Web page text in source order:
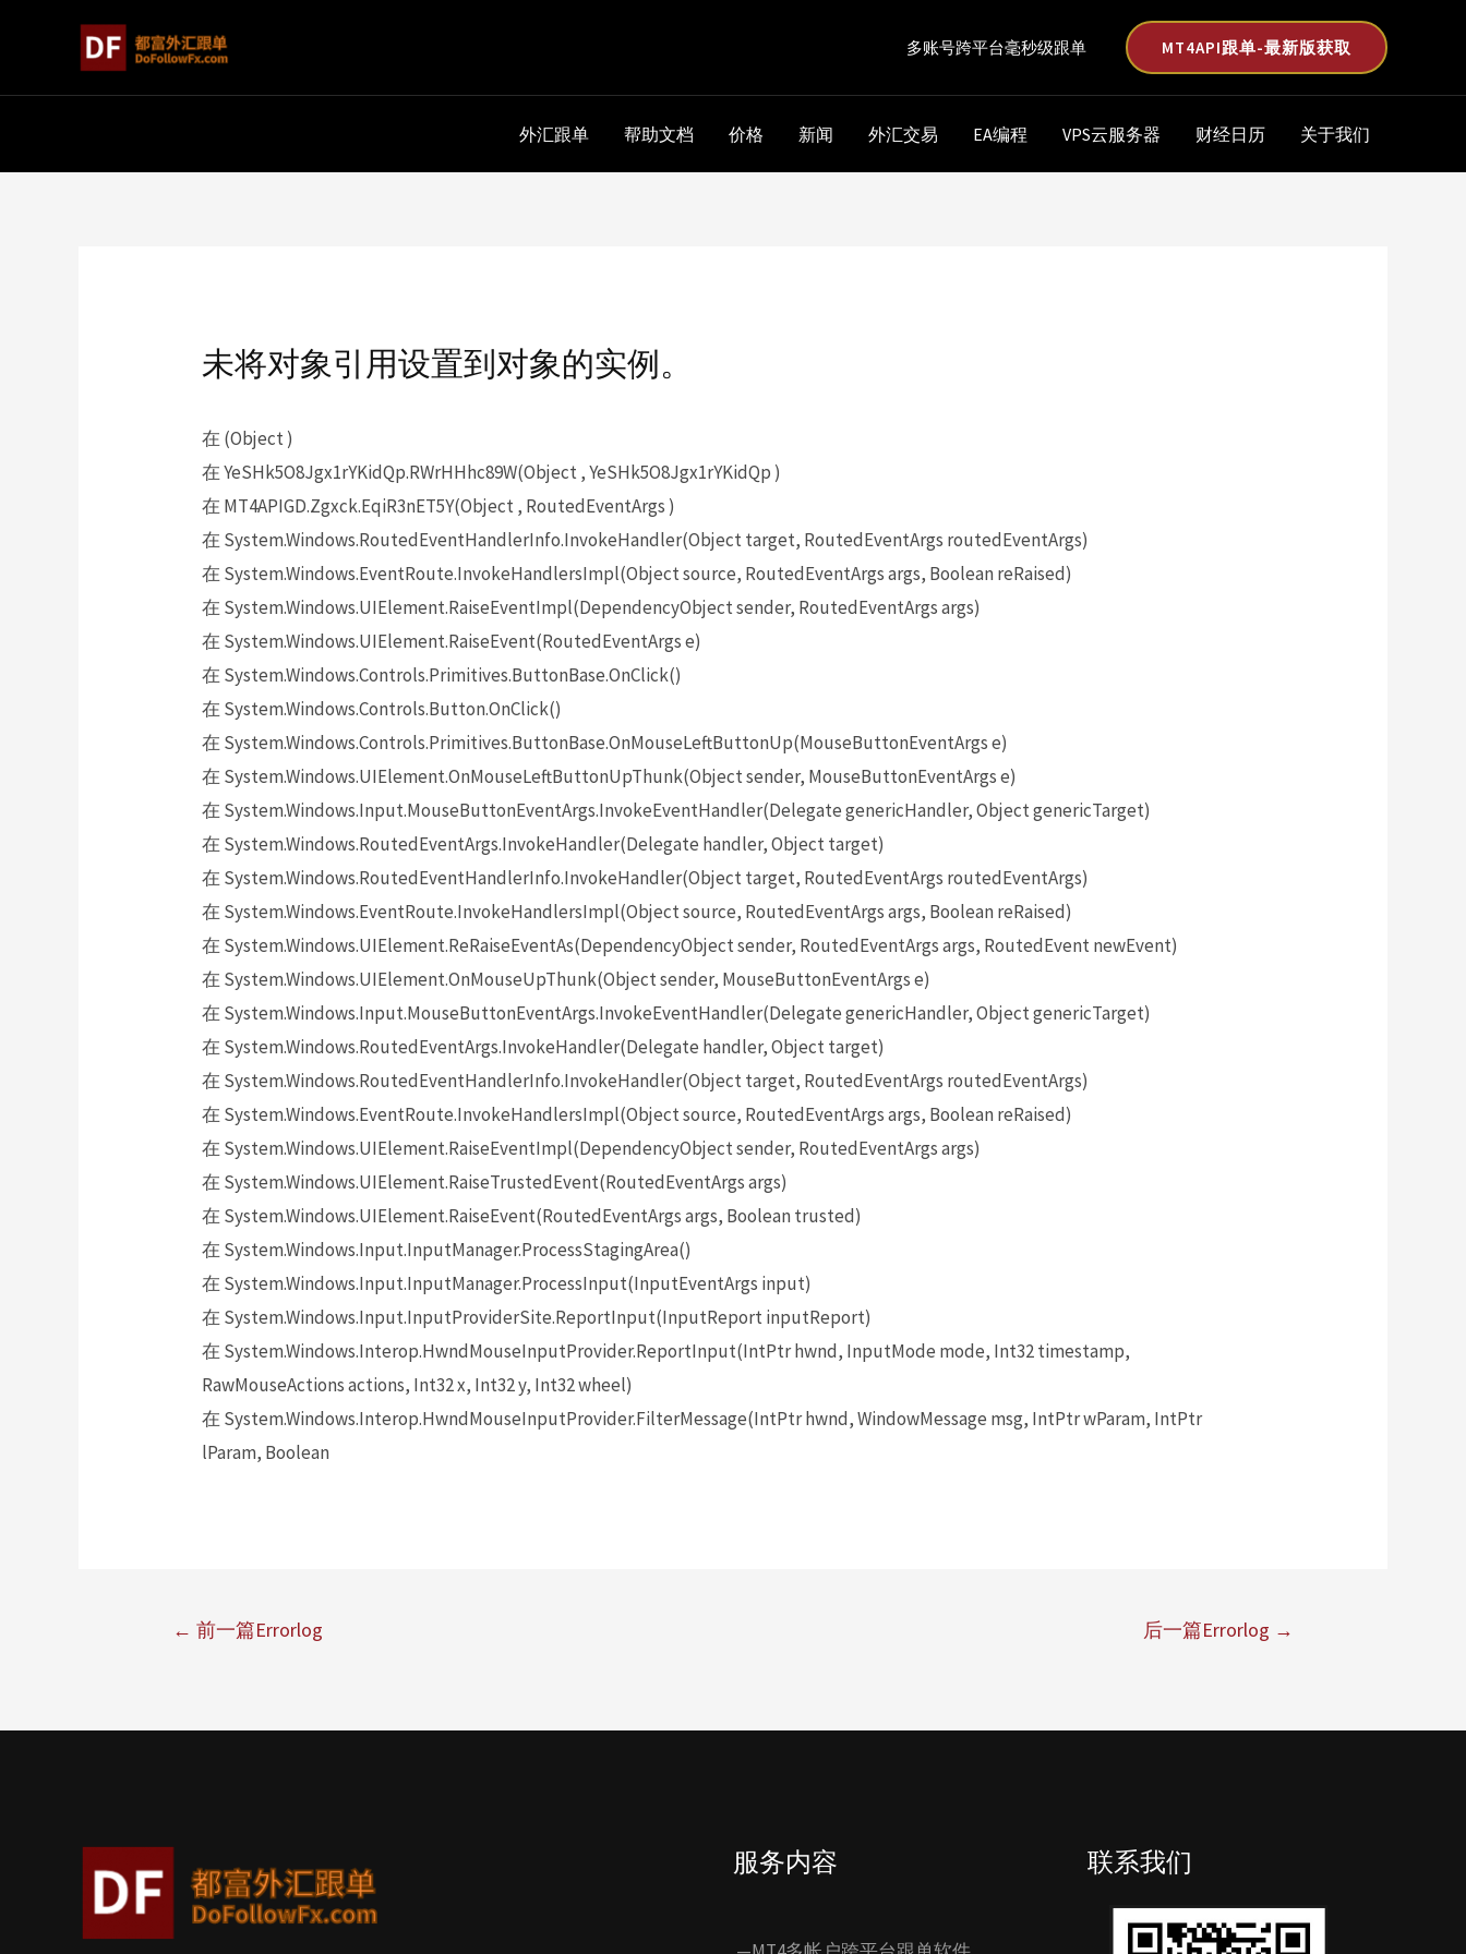
多账号跨平台毫秒级跟单 MT4API跟单-最新版获取
外汇跟单 帮助文档 价格 新闻 外汇交易 EA编程 VPS云服务器 财经日历 关于我们
未将对象引用设置到对象的实例。
在 (Object )
在 YeSHk5O8Jgx1rYKidQp.RWrHHhc89W(Object , YeSHk5O8Jgx1rYKidQp )
在 MT4APIGD.Zgxck.EqiR3nET5Y(Object , RoutedEventArgs )
在 System.Windows.RoutedEventHandlerInfo.InvokeHandler(Object target, RoutedEventArgs routedEventArgs)
在 System.Windows.EventRoute.InvokeHandlersImpl(Object source, RoutedEventArgs args, Boolean reRaised)
在 System.Windows.UIElement.RaiseEventImpl(DependencyObject sender, RoutedEventArgs args)
在 System.Windows.UIElement.RaiseEvent(RoutedEventArgs e)
在 System.Windows.Controls.Primitives.ButtonBase.OnClick()
在 System.Windows.Controls.Button.OnClick()
在 System.Windows.Controls.Primitives.ButtonBase.OnMouseLeftButtonUp(MouseButtonEventArgs e)
在 System.Windows.UIElement.OnMouseLeftButtonUpThunk(Object sender, MouseButtonEventArgs e)
在 System.Windows.Input.MouseButtonEventArgs.InvokeEventHandler(Delegate genericHandler, Object genericTarget)
在 System.Windows.RoutedEventArgs.InvokeHandler(Delegate handler, Object target)
在 System.Windows.RoutedEventHandlerInfo.InvokeHandler(Object target, RoutedEventArgs routedEventArgs)
在 System.Windows.EventRoute.InvokeHandlersImpl(Object source, RoutedEventArgs args, Boolean reRaised)
在 System.Windows.UIElement.ReRaiseEventAs(DependencyObject sender, RoutedEventArgs args, RoutedEvent newEvent)
在 System.Windows.UIElement.OnMouseUpThunk(Object sender, MouseButtonEventArgs e)
在 System.Windows.Input.MouseButtonEventArgs.InvokeEventHandler(Delegate genericHandler, Object genericTarget)
在 System.Windows.RoutedEventArgs.InvokeHandler(Delegate handler, Object target)
在 System.Windows.RoutedEventHandlerInfo.InvokeHandler(Object target, RoutedEventArgs routedEventArgs)
在 System.Windows.EventRoute.InvokeHandlersImpl(Object source, RoutedEventArgs args, Boolean reRaised)
在 System.Windows.UIElement.RaiseEventImpl(DependencyObject sender, RoutedEventArgs args)
在 System.Windows.UIElement.RaiseTrustedEvent(RoutedEventArgs args)
在 System.Windows.UIElement.RaiseEvent(RoutedEventArgs args, Boolean trusted)
在 System.Windows.Input.InputManager.ProcessStagingArea()
在 System.Windows.Input.InputManager.ProcessInput(InputEventArgs input)
在 System.Windows.Input.InputProviderSite.ReportInput(InputReport inputReport)
在 System.Windows.Interop.HwndMouseInputProvider.ReportInput(IntPtr hwnd, InputMode mode, Int32 timestamp,
RawMouseActions actions, Int32 x, Int32 y, Int32 wheel)
在 System.Windows.Interop.HwndMouseInputProvider.FilterMessage(IntPtr hwnd, WindowMessage msg, IntPtr wParam, IntPtr
lParam, Boolean
← 前一篇Errorlog 后一篇Errorlog →
服务内容 联系我们